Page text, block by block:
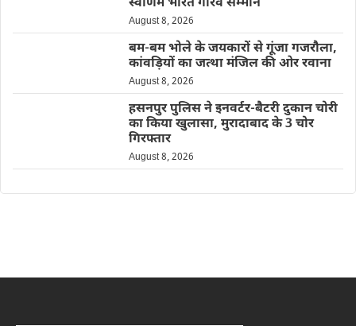
August 8, 2026
बम-बम भोले के जयकारों से गूंजा गजरौला,
कांवड़ियों का जत्था मंजिल की ओर रवाना
August 8, 2026
हसनपुर पुलिस ने इनवर्टर-बैटरी दुकान चोरी
का किया खुलासा, मुरादाबाद के 3 चोर
गिरफ्तार
August 8, 2026